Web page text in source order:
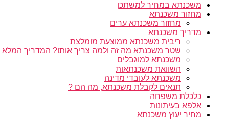
משכנתא במחיר למשתכן
מחזור משכנתא
מחזור משכנתא ערים
מדריך משכנתא
ריבית משכנתא ממוצעת מומלצת
שטר משכנתא מה זה ולמה צריך אותו? המדריך
משכנתא למוגבלים
השוואת משכנתאות
משכנתא לעובדי מדינה
תנאים לקבלת משכנתא, מה הם ?
כלכלת משפחה
אלפא בעיתונות
מחיר יעוץ משכנתא